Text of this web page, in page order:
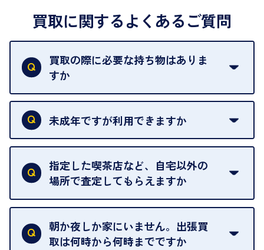
買取に関するよくあるご質問
買取の際に必要な持ち物はありま
すか
本人確認書類をご用意ください。ご利用になれる書
類はこちらをご確認ください。
未成年ですが利用できますか
18歳未満の方は、保護者の同意があってもご利用い
ただけません。
指定した喫茶店など、自宅以外の
場所で査定してもらえますか
ご自宅以外での査定はお引き受けできません。ご指
定のお店や、ほかのお客様への迷惑となることが考
えられるためです。
朝か夜しか家にいません。出張買
取は何時から何時までですか